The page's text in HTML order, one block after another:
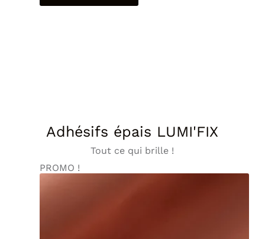
Adhésifs épais LUMI'FIX
Tout ce qui brille !
PROMO !